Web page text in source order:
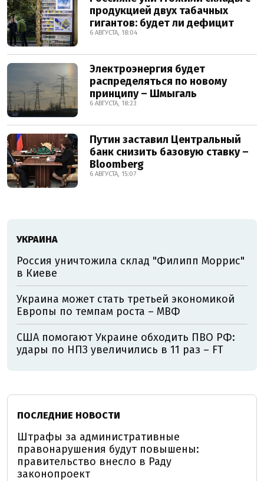
продукцией двух табачных
гигантов: будет ли дефицит
6 АВГУСТА, 18:04
Электроэнергия будет
распределяться по новому
принципу – Шмыгаль
6 АВГУСТА, 18:23
Путин заставил Центральный
банк снизить базовую ставку –
Bloomberg
6 АВГУСТА, 15:07
УКРАИНА
Россия уничтожила склад "Филипп Моррис"
в Киеве
Украина может стать третьей экономикой
Европы по темпам роста – МВФ
США помогают Украине обходить ПВО РФ:
удары по НПЗ увеличились в 11 раз – FT
ПОСЛЕДНИЕ НОВОСТИ
Штрафы за административные
правонарушения будут повышены:
правительство внесло в Раду
законопроект